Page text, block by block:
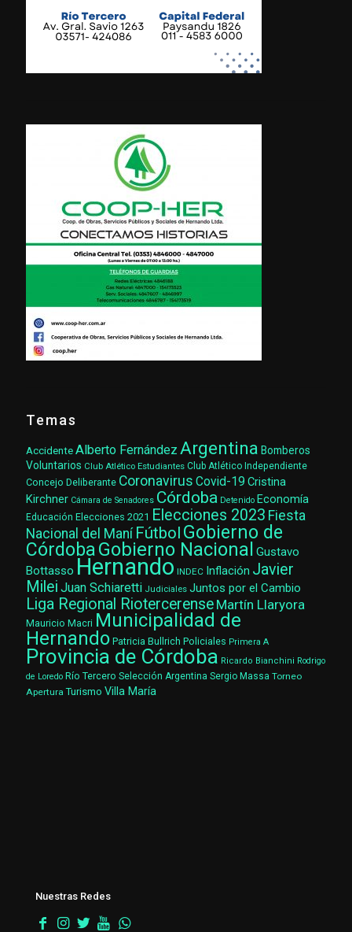
Temas
AccidenteAlberto Fernández Argentina Bomberos
Voluntarios Club Atlético Estudiantes Club Atlético Independiente
Concejo Deliberante Coronavirus Covid-19 Cristina
Kirchner Cámara de Senadores Córdoba Detenido Economía
Educación Elecciones 2021 Elecciones 2023 Fiesta
Nacional del Maní Fútbol Gobierno de
CórdobaGobierno Nacional Gustavo
Bottasso Hernando INDEC Inflación Javier
Milei Juan Schiaretti Judiciales Juntos por el Cambio
Liga Regional Riotercerense Martín Llaryora
Mauricio Macri Municipalidad de
Hernando Patricia Bullrich Policiales Primera A
Provincia de Córdoba Ricardo Bianchini Rodrigo
de Loredo Río Tercero Selección Argentina Sergio Massa Torneo
Apertura Turismo Villa María
Nuestras Redes